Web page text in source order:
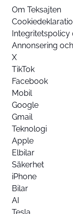
Om Teksajten
Integritetspolicy
Annonsering
X
TikTok
Facebook
Mobil
Google
Gmail
Teknologi
Apple
Elbilar
Säkerhet
iPhone
Bilar
AI